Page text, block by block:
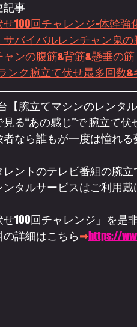
記事
100回チャレンジ-体幹強
サバイバルレンチャン鬼
ャンの腹筋&背筋&懸垂の
ンク腕立て伏せ最多回数
【腕立てマシンのレンタ
る“あの感じ”で 腕立て伏
者なら誰もが一度は憧れ
レントのテレビ番組の腕
タルサービスはご利用戴
せ100回チャレンジ」を是
の詳細はこちら➡https://